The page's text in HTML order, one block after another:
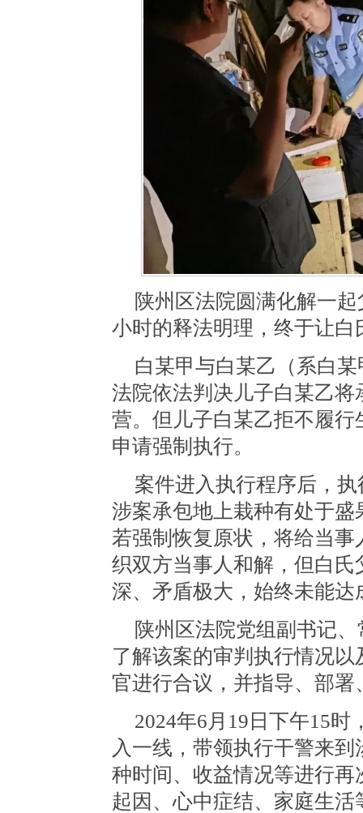
陕州区法院圆满化解一
小时的释法明理，终于让
白某甲与白某乙（系白
法院依法判决儿子白某乙
营。但儿子白某乙拒不履
申请强制执行。
案件进入执行程序后，
涉案承包地上栽种有处于
若强制恢复原状，将给当
织双方当事人和解，但白
深、矛盾极大，始终未能
陕州区法院党组副书记
了解该案的审判执行情况
官进行合议，并指导、部署
2024年6月19日下午15
入一线，带领执行干警来
种时间、收益情况等进行
起因、心中症结、家庭生活